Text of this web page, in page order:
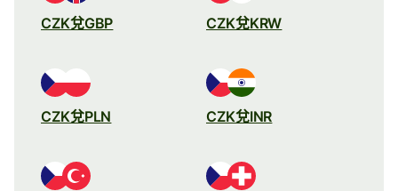
CZK兌GBP CZK兌KRW
CZK兌PLN CZK兌INR